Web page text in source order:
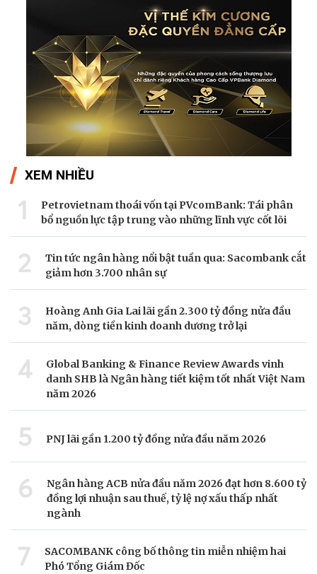
XEM NHIỀU
1
Petrovietnam thoái vốn tại PVcomBank: Tái phân
bổ nguồn lực tập trung vào những lĩnh vực cốt lõi
2
Tin tức ngân hàng nổi bật tuần qua: Sacombank cắt
giảm hơn 3.700 nhân sự
3
Hoàng Anh Gia Lai lãi gần 2.300 tỷ đồng nửa đầu
năm, dòng tiền kinh doanh dương trở lại
4
Global Banking & Finance Review Awards vinh
danh SHB là Ngân hàng tiết kiệm tốt nhất Việt Nam
năm 2026
5 PNJ lãi gần 1.200 tỷ đồng nửa đầu năm 2026
6
Ngân hàng ACB nửa đầu năm 2026 đạt hơn 8.600 tỷ
đồng lợi nhuận sau thuế, tỷ lệ nợ xấu thấp nhất
ngành
7
SACOMBANK công bố thông tin miễn nhiệm hai
Phó Tổng Giám Đốc